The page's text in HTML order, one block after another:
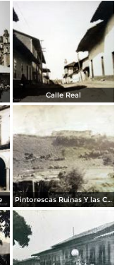
Calle Real
Pintorescas Ruinas Y las Cascadas de San Pedro